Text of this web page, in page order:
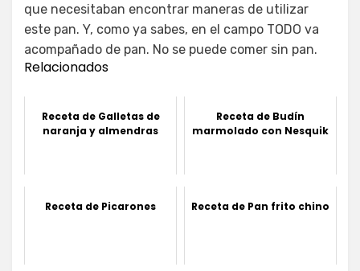
que necesitaban encontrar maneras de utilizar
este pan. Y, como ya sabes, en el campo TODO va
acompañado de pan. No se puede comer sin pan.
Relacionados
Receta de Galletas de
naranja y almendras
Receta de Budín
marmolado con Nesquik
Receta de Picarones Receta de Pan frito chino